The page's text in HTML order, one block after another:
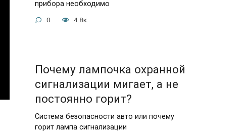
прибора необходимо
0 4.8к.
Почему лампочка охранной
сигнализации мигает, а не
постоянно горит?
Система безопасности авто или почему
горит лампа сигнализации